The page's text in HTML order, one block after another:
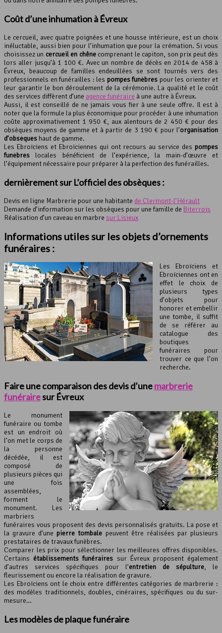
Coût d’une inhumation à Évreux
Le cercueil, avec quatre poignées et une housse intérieure, est un choix
inéluctable, aussi bien pour l’inhumation que pour la crémation. Si vous
choisissez un cercueil en chênecomprenant le capiton, son prix peut dès
lors aller jusqu’à 1 100 €. Avec un nombre de décès en 2014 de 458 à
Évreux, beaucoup de familles endeuillées se sont tournés vers des
professionnels en funérailles : les pompes funèbres pour les orienter et
leur garantir le bon déroulement de la cérémonie. La qualité et le coût
des services diffèrent d’une agence funéraire à une autre à Évreux.
Aussi, il est conseillé de ne jamais vous fier à une seule offre. Il est à
noter que la formule la plus économique pour procéder à une inhumation
coûte approximativement 1 950 €, aux alentours de 2 450 € pour des
obsèques moyens de gamme et à partir de 3 190 € pour l’organisation
d’obsèques haut de gamme.
Les Ebroïciens et Ebroïciennes qui ont recours au service des pompes
funèbres locales bénéficient de l’expérience, la main-d’œuvre et
l’équipement nécessaire pour préparer à la perfection des funérailles.
dernièrement sur L’officiel des obsèques :
Devis en ligne Marbrerie pour une habitante de Clermont-l’Hérault
Demande d’information sur les obsèques pour une famille de Biterrois
Réalisation d’un caveau en marbre sur Lisieux
Informations utiles sur les objets d’ornements
funéraires :
Les Ebroïciens et
Ebroïciennes ont en
effet le choix de
plusieurs types
d’objets pour
honorer et embellir
une tombe, il suffit
de se référer au
catalogue des
boutiques
funéraires pour
trouver ce que l’on
recherche.
Faire une comparaison des devis d’unemarbrerie
funérairesur Évreux
Le monument
funéraire ou tombe
est un endroit où
l’on met le corps de
la personne
décédée, il est
composé de
plusieurs pièces qui
une fois
assemblées,
forment le
monument. Les
marbriers
funéraires vous proposent des devis personnalisés gratuits. La pose et
la gravure d’une pierre tombale peuvent être réalisées par plusieurs
prestataires de travaux funèbres.
Comparer les prix pour sélectionner les meilleures offres disponibles.
Certains établissements funéraires sur Évreux proposent également
d’autres services spécifiques pour l’entretien de sépulture, le
fleurissement ou encore la réalisation de gravure.
Les Ebroïciens ont le choix entre différentes catégories de marbrerie :
des modèles traditionnels, doubles, cinéraires, spécifiques ou du sur-
mesure…
Les modèles deplaque funéraire